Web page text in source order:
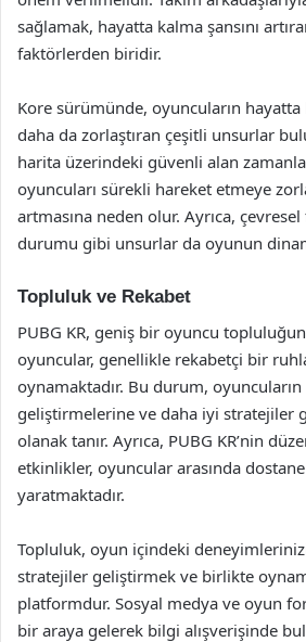
sağlamak, hayatta kalma şansını
faktörlerden biridir.
Kore sürümünde, oyuncuların
daha da zorlaştıran çeşitli unsurlar
harita üzerindeki güvenli alan
oyuncuları sürekli hareket etmeye
artmasına neden olur. Ayrıca,
durumu gibi unsurlar da oyunun
Topluluk ve Rekabet
PUBG KR, geniş bir oyuncu
oyuncular, genellikle rekabetçi bir
oynamaktadır. Bu durum,
geliştirmelerine ve daha iyi stratejiler
olanak tanır. Ayrıca, PUBG KR’nin
etkinlikler, oyuncular arasında
yaratmaktadır.
Topluluk, oyun içindeki
stratejiler geliştirmek ve birlikte
platformdur. Sosyal medya ve oyun
bir araya gelerek bilgi alışverişinde